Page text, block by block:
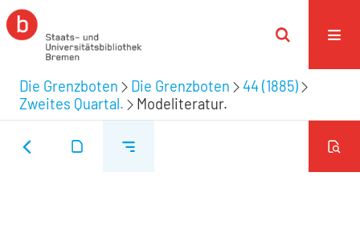
Die Grenzboten Die Grenzboten
44 (1885)
Zweites Quartal.
Modeliteratur.